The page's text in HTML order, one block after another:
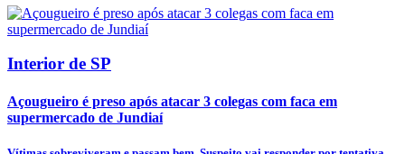
Interior de SP
Açougueiro é preso após atacar 3 colegas com faca em
supermercado de Jundiaí